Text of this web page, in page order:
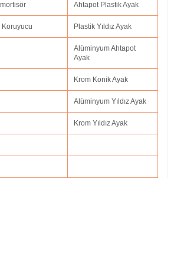
Ahtapot Plastik Ayak
Koruyucu Plastik Yıldız Ayak
Alüminyum Ahtapot
Ayak
Krom Konik Ayak
Alüminyum Yıldız Ayak
Krom Yıldız Ayak